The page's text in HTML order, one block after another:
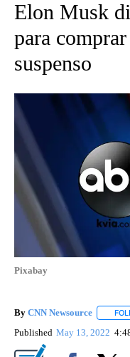
Elon Musk
para
suspenso
Pixabay
By CNN Newsource
Published May 13, 2022